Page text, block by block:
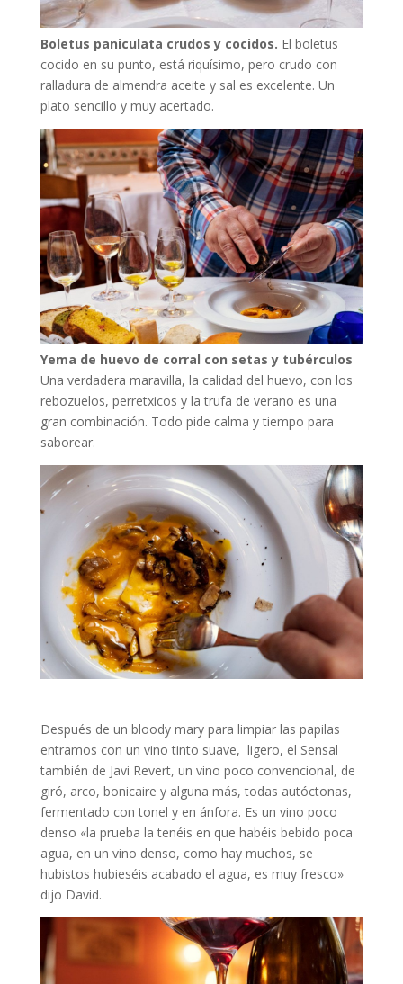
Boletus paniculata crudos y cocidos. El boletus
cocido en su punto, está riquísimo, pero crudo con
ralladura de almendra aceite y sal es excelente. Un
plato sencillo y muy acertado.
Yema de huevo de corral con setas y tubérculos
Una verdadera maravilla, la calidad del huevo, con los
rebozuelos, perretxicos y la trufa de verano es una
gran combinación. Todo pide calma y tiempo para
saborear.
Después de un bloody mary para limpiar las papilas
entramos con un vino tinto suave, ligero, el Sensal
también de Javi Revert, un vino poco convencional, de
giró, arco, bonicaire y alguna más, todas autóctonas,
fermentado con tonel y en ánfora. Es un vino poco
denso «la prueba la tenéis en que habéis bebido poca
agua, en un vino denso, como hay muchos, se
hubistos hubieséis acabado el agua, es muy fresco»
dijo David.